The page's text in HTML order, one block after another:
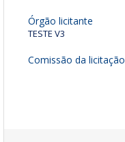
Órgão licitante
TESTE V3
Comissão da licitação